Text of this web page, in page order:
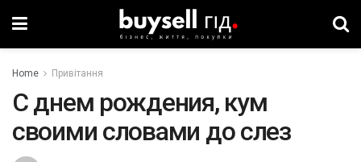
Home Привітання
С днем рождения, кум
своими словами до слез